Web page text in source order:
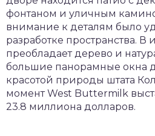
фонтаном и уличным
внимание к деталям было
разработке пространства. В
преобладает дерево и
большие панорамные окна
красотой природы штата
момент West Buttermilk
23.8 миллиона долларов.